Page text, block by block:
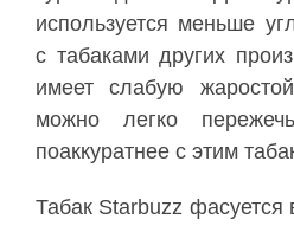
используется меньше
с табаками других
имеет слабую
можно легко
поаккуратнее с этим
Табак Starbuzz фасуется